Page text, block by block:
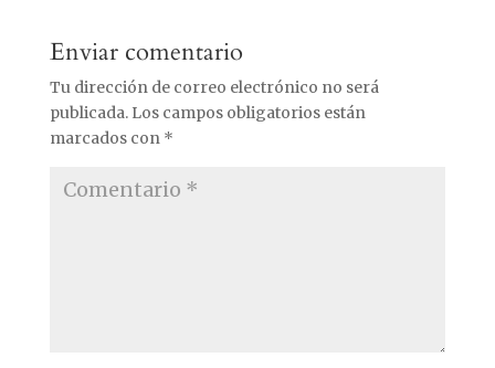
Enviar comentario
Tu dirección de correo electrónico no será
publicada. Los campos obligatorios están
marcados con *